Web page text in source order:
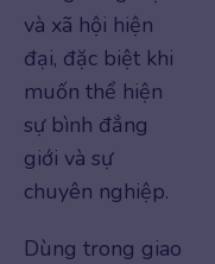
và xã hội hiện
đại, đặc biệt khi
muốn thể hiện
sự bình đẳng
giới và sự
chuyên nghiệp.
Dùng trong giao